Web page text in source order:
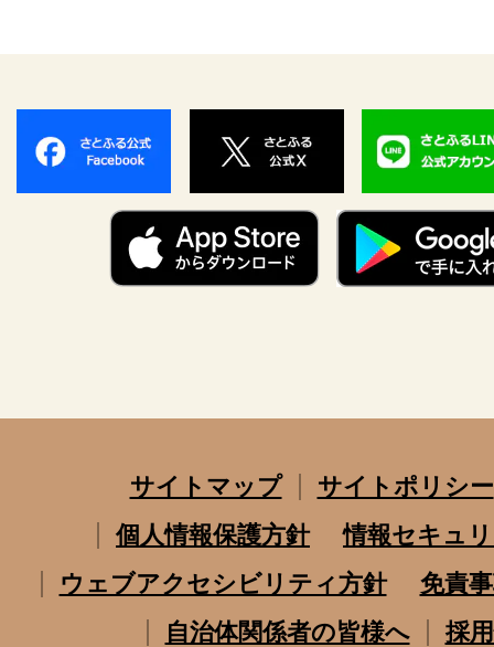
サイトマップ
サイトポリシー
個人情報保護方針
情報セキュ
ウェブアクセシビリティ方針
免責
自治体関係者の皆様へ
採